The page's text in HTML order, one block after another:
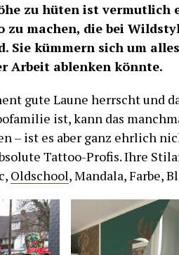
zu hüten ist vermutlich
zu machen, die bei
Sie kümmern sich um
Arbeit ablenken könnte.
gute Laune herrscht und
ist, kann das
– ist es aber ganz ehrlich
Tattoo-Profis. Ihre
Oldschool, Mandala, Farbe,